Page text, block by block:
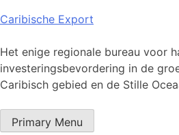
Skip
content
Caribische Export
Het enige regionale bureau voor
investeringsbevordering in de
Caribisch gebied en de Stille
Primary Menu